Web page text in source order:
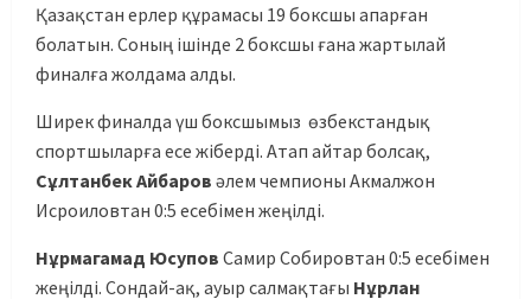
Қазақстан ерлер құрамасы 19 боксшы апарған
болатын. Соның ішінде 2 боксшы ғана жартылай
финалға жолдама алды.
Ширек финалда үш боксшымыз өзбекстандық
спортшыларға есе жіберді. Атап айтар болсақ,
Сұлтанбек Айбаров әлем чемпионы Акмалжон
Исроиловтан 0:5 есебімен жеңілді.
Нұрмагамад Юсупов Самир Собировтан 0:5 есебімен
жеңілді. Сондай-ақ, ауыр салмақтағы Нұрлан